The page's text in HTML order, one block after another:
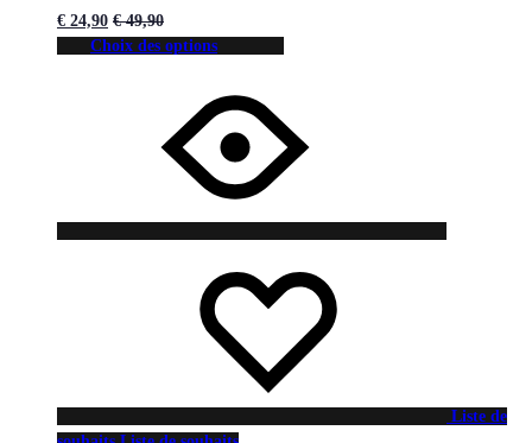
€ 24,90 €49,90
Choix des options
Liste de